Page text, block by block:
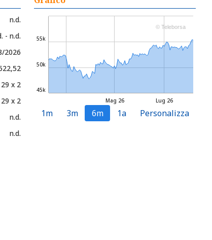
n.d.
- n.d.
2026
x 2
x 2
n.d.
n.d.
Lug 26
Mag 26
45k
50k
55k
© Teleborsa
1m 3m 6m 1a Personalizza